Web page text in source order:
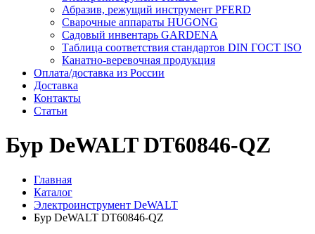
Абразив, режущий инструмент PFERD
Сварочные аппараты HUGONG
Садовый инвентарь GARDENA
Таблица соответствия стандартов DIN ГОСТ ISO
Канатно-веревочная продукция
Оплата/доставка из России
Доставка
Контакты
Статьи
Бур DeWALT DT60846-QZ
Главная
Каталог
Электроинструмент DeWALT
Бур DeWALT DT60846-QZ